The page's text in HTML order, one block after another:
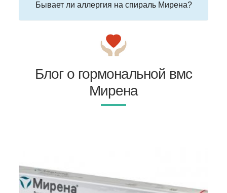
Бывает ли аллергия на спираль Мирена?
Блог о гормональной вмс
Мирена